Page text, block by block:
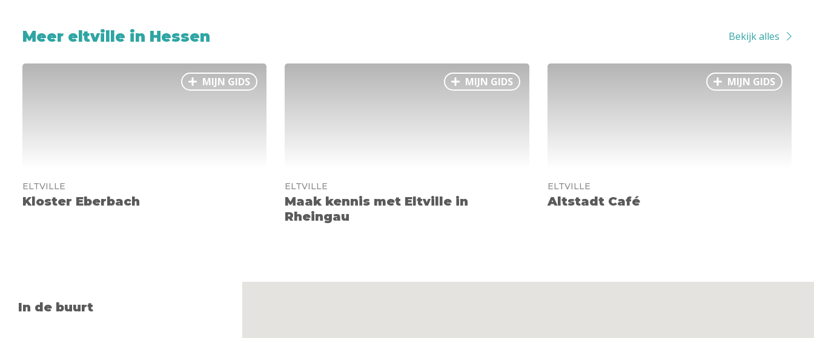
Meer eltville in Hessen Bekijk alles
MIJN GIDS
ELTVILLE
Kloster Eberbach
MIJN GIDS
ELTVILLE
Maak kennis met Eltville in
Rheingau
MIJN GIDS
ELTVILLE
Altstadt Café
In de buurt